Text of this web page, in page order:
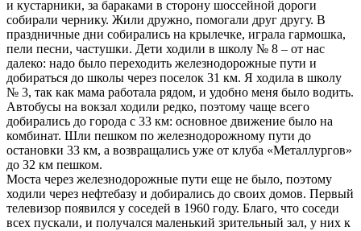
и кустарники, за бараками в сторону шоссейной дороги
собирали чернику. Жили дружно, помогали друг другу. В
праздничные дни собирались на крылечке, играла гармошка,
пели песни, частушки. Дети ходили в школу № 8 – от нас
далеко: надо было переходить железнодорожные пути и
добираться до школы через поселок 31 км. Я ходила в школу
№ 3, так как мама работала рядом, и удобно меня было водить.
Автобусы на вокзал ходили редко, поэтому чаще всего
добирались до города с 33 км: основное движение было на
комбинат. Шли пешком по железнодорожному пути до
остановки 33 км, а возвращались уже от клуба «Металлургов»
до 32 км пешком.
Моста через железнодорожные пути еще не было, поэтому
ходили через нефтебазу и добирались до своих домов. Первый
телевизор появился у соседей в 1960 году. Благо, что соседи
всех пускали, и получался маленький зрительный зал, у них к